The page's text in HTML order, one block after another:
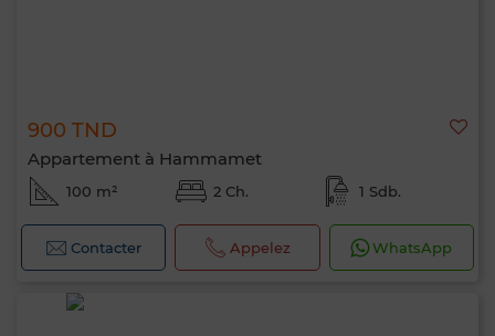
900 TND
Appartement à Hammamet
100 m² 2 Ch. 1 Sdb.
Contacter Appelez WhatsApp